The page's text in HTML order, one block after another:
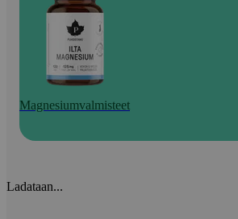
Magnesiumvalmisteet
Ladataan...